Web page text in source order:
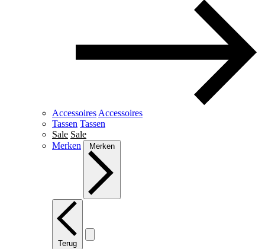
Accessoires Accessoires
Tassen Tassen
Sale Sale
Merken
Merken
Terug